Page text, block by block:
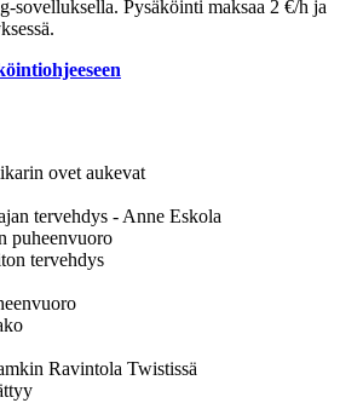
sovelluksella. Pysäköinti maksaa 2 €/h ja
ovet aukevat
tervehdys - Anne Eskola
puheenvuoro
tervehdys
Ravintola Twistissä